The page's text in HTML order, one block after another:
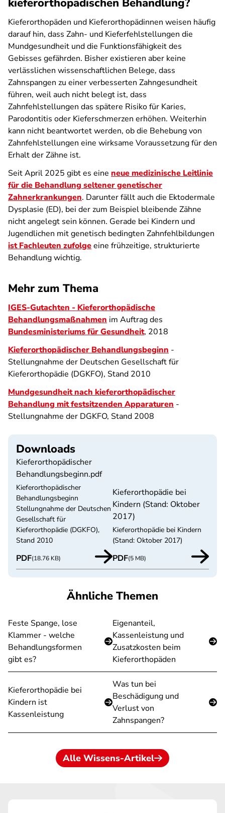
kieferorthopädischen Behandlung?
Kieferorthopäden und Kieferorthopädinnen weisen häufig
darauf hin, dass Zahn- und Kieferfehlstellungen die
Mundgesundheit und die Funktionsfähigkeit des
Gebisses gefährden. Bisher existieren aber keine
verlässlichen wissenschaftlichen Belege, dass
Zahnspangen zu einer verbesserten Zahngesundheit
führen, weil auch nicht belegt ist, dass
Zahnfehlstellungen das spätere Risiko für Karies,
Parodontitis oder Kieferschmerzen erhöhen. Weiterhin
kann nicht beantwortet werden, ob die Behebung von
Zahnfehlstellungen eine wirksame Voraussetzung für den
Erhalt der Zähne ist.
Seit April 2025 gibt es eine neue medizinische Leitlinie
für die Behandlung seltener genetischer
Zahnerkrankungen. Darunter fällt auch die Ektodermale
Dysplasie (ED), bei der zum Beispiel bleibende Zähne
nicht angelegt sein können. Gerade bei Kindern und
Jugendlichen mit genetisch bedingten Zahnfehlbildungen
ist Fachleuten zufolgeeine frühzeitige, strukturierte
Behandlung wichtig.
Mehr zum Thema
IGES-Gutachten - Kieferorthopädische
Behandlungsmaßnahmen im Auftrag des
Bundesministeriums für Gesundheit, 2018
Kieferorthopädischer Behandlungsbeginn -
Stellungnahme der Deutschen Gesellschaft für
Kieferorthopädie (DGKFO), Stand 2010
Mundgesundheit nach kieferorthopädischer
Behandlung mit festsitzenden Apparaturen -
Stellungnahme der DGKFO, Stand 2008
Downloads
Kieferorthopädischer
Behandlungsbeginn.pdf
Kieferorthopädischer
Behandlungsbeginn
Stellungnahme der Deutschen
Gesellschaft für
Kieferorthopädie (DGKFO),
Stand 2010
PDF(18.76 KB)
Kieferorthopädie bei
Kindern (Stand: Oktober
2017)
Kieferorthopädie bei Kindern
(Stand: Oktober 2017)
PDF(5 MB)
Ähnliche Themen
Feste Spange, lose
Klammer - welche
Behandlungsformen
gibt es?
Eigenanteil,
Kassenleistung und
Zusatzkosten beim
Kieferorthopäden
Kieferorthopädie bei
Kindern ist
Kassenleistung
Was tun bei
Beschädigung und
Verlust von
Zahnspangen?
Alle Wissens-Artikel